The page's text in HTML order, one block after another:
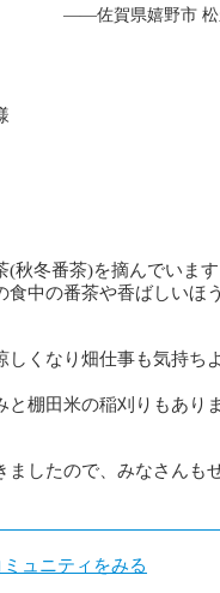
——佐賀県嬉野市 松
秋冬番茶)を摘んでいま
中の番茶や香ばしいほ
しくなり畑仕事も気持ち
と棚田米の稲刈りもあり
したので、みなさんも
ュニティをみる